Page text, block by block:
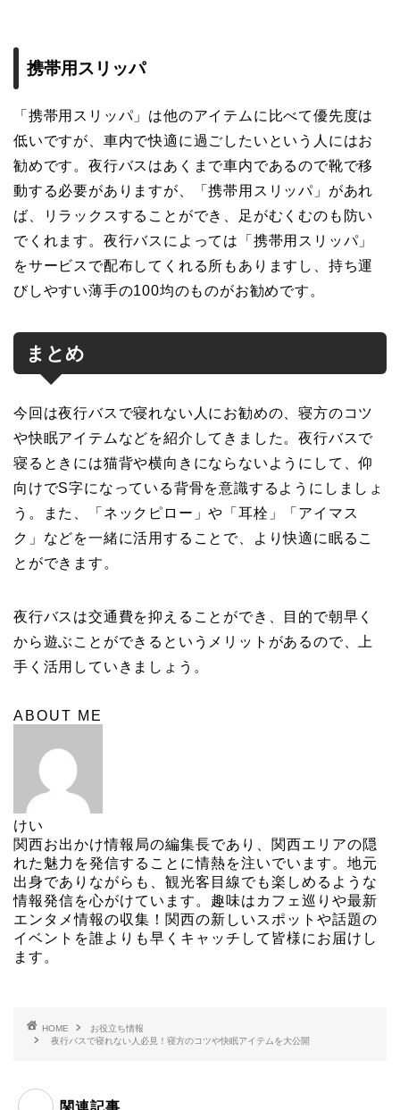
携帯用スリッパ
「携帯用スリッパ」は他のアイテムに比べて優先度は
低いですが、車内で快適に過ごしたいという人にはお
勧めです。夜行バスはあくまで車内であるので靴で移
動する必要がありますが、「携帯用スリッパ」があれ
ば、リラックスすることができ、足がむくむのも防い
でくれます。夜行バスによっては「携帯用スリッパ」
をサービスで配布してくれる所もありますし、持ち運
びしやすい薄手の100均のものがお勧めです。
まとめ
今回は夜行バスで寝れない人にお勧めの、寝方のコツ
や快眠アイテムなどを紹介してきました。夜行バスで
寝るときには猫背や横向きにならないようにして、仰
向けでS字になっている背骨を意識するようにしましょ
う。また、「ネックピロー」や「耳栓」「アイマス
ク」などを一緒に活用することで、より快適に眠るこ
とができます。
夜行バスは交通費を抑えることができ、目的で朝早く
から遊ぶことができるというメリットがあるので、上
手く活用していきましょう。
ABOUT ME
けい
関西お出かけ情報局の編集長であり、関西エリアの隠
れた魅力を発信することに情熱を注いでいます。地元
出身でありながらも、観光客目線でも楽しめるような
情報発信を心がけています。趣味はカフェ巡りや最新
エンタメ情報の収集！関西の新しいスポットや話題の
イベントを誰よりも早くキャッチして皆様にお届けし
ます。
HOME
お役立ち情報
夜行バスで寝れない人必見！寝方のコツや快眠アイテムを大公開
関連記事